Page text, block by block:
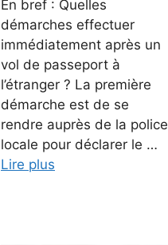
En bref : Quelles
démarches effectuer
immédiatement après un
vol de passeport à
l’étranger ? La première
démarche est de se
rendre auprès de la police
locale pour déclarer le …
Lire plus